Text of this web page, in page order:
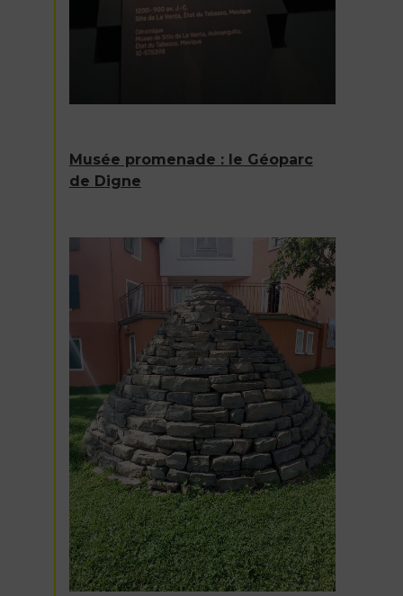
Musée promenade : le Géoparc
de Digne